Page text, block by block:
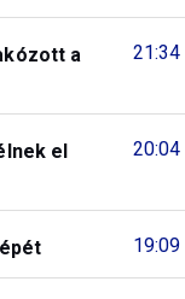
21:34
a
20:04
el
19:09